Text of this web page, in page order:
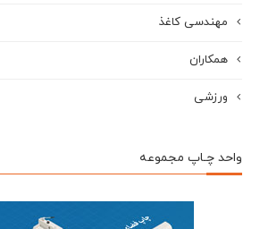
مهندسی کاغذ
همکاران
ورزشی
واحد چـاپ مجموعه